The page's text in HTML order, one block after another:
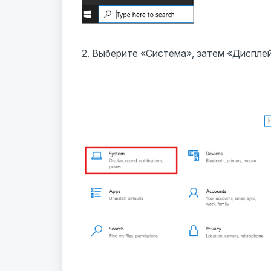
2. Выберите «Система», затем